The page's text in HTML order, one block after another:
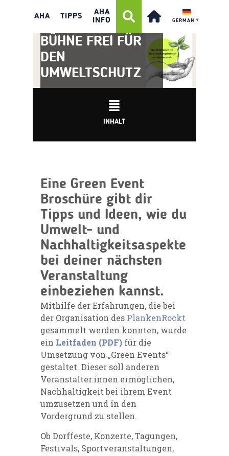
AHA TIPPS
AHA
INFO
GERMAN ▼
GREEN EVENT:
BÜHNE FREI FÜR
DEN
UMWELTSCHUTZ
INHALT
Eine Green Event
Broschüre gibt dir
Tipps und Ideen, wie du
Umwelt- und
Nachhaltigkeitsaspekte
bei deiner nächsten
Veranstaltung
einbeziehen kannst.
Mithilfe der Erfahrungen, die bei
der Organisation des PlankenRockt
gesammelt werden konnten, wurde
ein Leitfaden (PDF) für die
Umsetzung von „Green Events“
gestaltet. Dieser soll anderen
Veranstalter:innen ermöglichen,
Nachhaltigkeit bei ihrem Event
umzusetzen und in den
Vordergrund zu stellen.
Ob Dorffeste, Konzerte, Tagungen,
Festivals, Sportveranstaltungen,